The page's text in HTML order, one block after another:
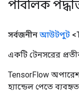
পাবলিক
সর্বজনীন আউটপুট
একটি টেনসরের
TensorFlow
হ্যান্ডেল পেতে